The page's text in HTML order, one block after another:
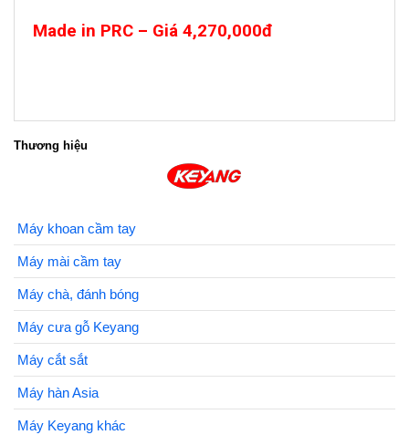
Made in PRC – Giá 4,270,000đ
Thương hiệu
Máy khoan cầm tay
Máy mài cầm tay
Máy chà, đánh bóng
Máy cưa gỗ Keyang
Máy cắt sắt
Máy hàn Asia
Máy Keyang khác